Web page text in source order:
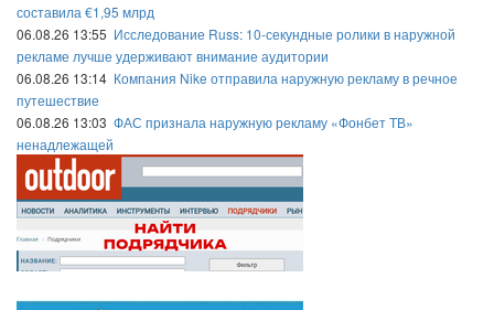
составила €1,95 млрд
06.08.26 13:55 Исследование Russ: 10-секундные ролики в наружной
рекламе лучше удерживают внимание аудитории
06.08.26 13:14 Компания Nike отправила наружную рекламу в речное
путешествие
06.08.26 13:03 ФАС признала наружную рекламу «Фонбет ТВ»
ненадлежащей